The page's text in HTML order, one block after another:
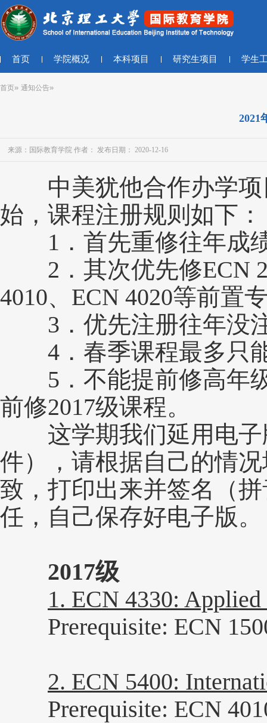
首页 学院概况 本科项目 研究生项目 学生
首页» 通知公告»
2021
来源：国际教育学院 作者： 发布日期： 2020-12-16
中美犹他合作办学项
始，课程注册规则如下：
1．首先重修往年成
2．其次优先修ECN
4010、ECN 4020等前置
3．优先注册往年没
4．春季课程最多只能
5．不能提前修高年级
前修2017级课程。
这学期我们延用电子
件），请根据自己的情
致，打印出来并签名（
任，自己保存好电子版。
2017级
1. ECN 4330:
Prerequisite: ECN
2. ECN 5400:
Prerequisite: ECN